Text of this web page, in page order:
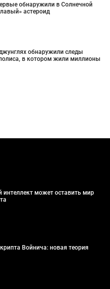
обнаружили в Солнечной
астероид
обнаружили следы
в котором жили миллионы
интеллект может оставить мир
Войнича: новая теория